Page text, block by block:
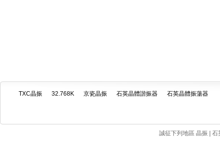
TXC晶振 32.768K 京瓷晶振 石英晶體諧振器 石英晶體振蕩器
誠征下列地區 晶振 |